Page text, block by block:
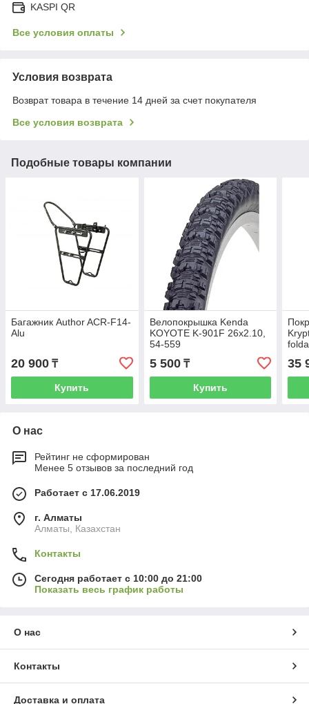
KASPI QR
Все условия оплаты
Условия возврата
Возврат товара в течение 14 дней за счет покупателя
Все условия возврата
Подобные товары компании
Багажник Author ACR-F14-
Alu
20 900 ₸
Купить
Велопокрышка Kenda
KOYOTE K-901F 26x2.10,
54-559
5 500₸
Купить
35
О нас
Рейтинг не сформирован
Менее 5 отзывов за последний год
Работает с 17.06.2019
г. Алматы
Алматы, Казахстан
Контакты
Сегодня работает с 10:00 до 21:00
Показать весь график работы
О нас
Контакты
Доставка и оплата